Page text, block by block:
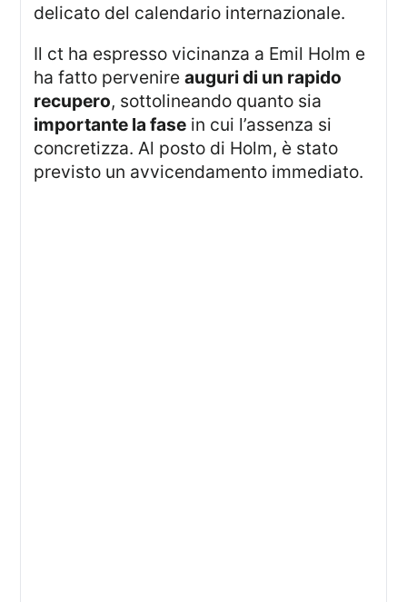
delicato del calendario internazionale.
Il ct ha espresso vicinanza a Emil Holm e
ha fatto pervenireauguri di un rapido
recupero, sottolineando quanto sia
importante la fase in cui l’assenza si
concretizza. Al posto di Holm, è stato
previsto un avvicendamento immediato.